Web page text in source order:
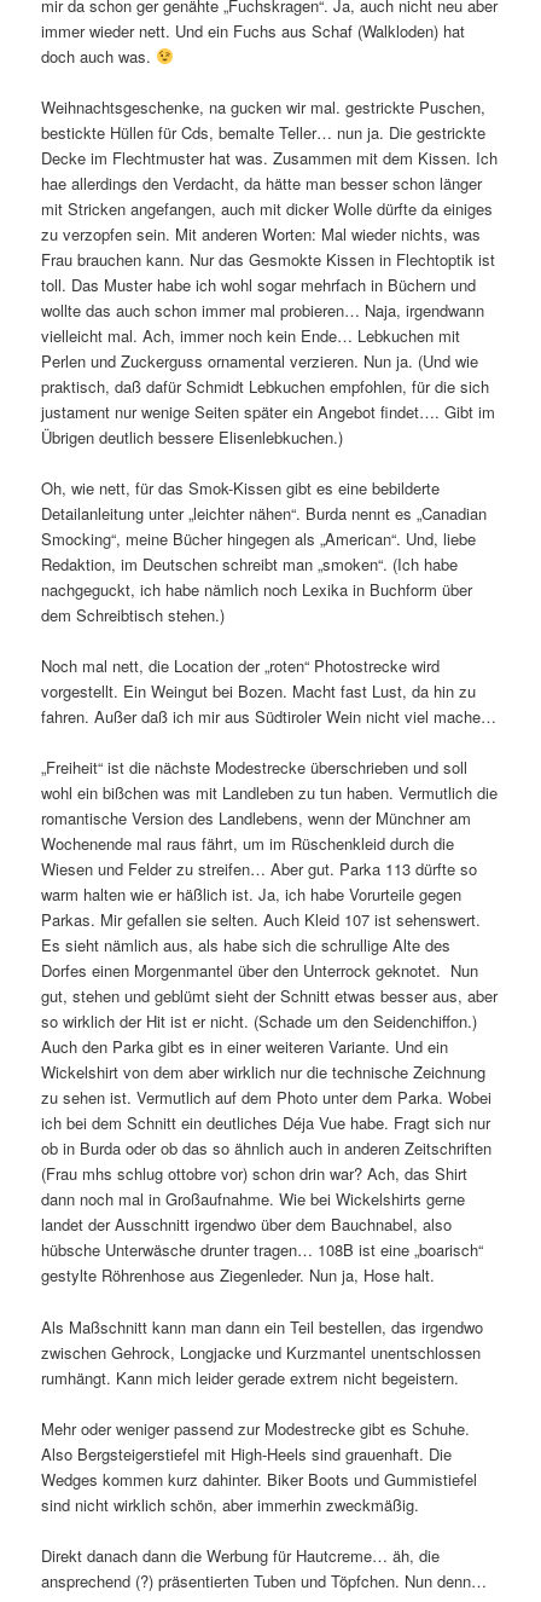
mir da schon ger genähte „Fuchskragen“. Ja, auch nicht neu aber
immer wieder nett. Und ein Fuchs aus Schaf (Walkloden) hat
doch auch was.
Weihnachtsgeschenke, na gucken wir mal. gestrickte Puschen,
bestickte Hüllen für Cds, bemalte Teller… nun ja. Die gestrickte
Decke im Flechtmuster hat was. Zusammen mit dem Kissen. Ich
hae allerdings den Verdacht, da hätte man besser schon länger
mit Stricken angefangen, auch mit dicker Wolle dürfte da einiges
zu verzopfen sein. Mit anderen Worten: Mal wieder nichts, was
Frau brauchen kann. Nur das Gesmokte Kissen in Flechtoptik ist
toll. Das Muster habe ich wohl sogar mehrfach in Büchern und
wollte das auch schon immer mal probieren… Naja, irgendwann
vielleicht mal. Ach, immer noch kein Ende… Lebkuchen mit
Perlen und Zuckerguss ornamental verzieren. Nun ja. (Und wie
praktisch, daß dafür Schmidt Lebkuchen empfohlen, für die sich
justament nur wenige Seiten später ein Angebot findet…. Gibt im
Übrigen deutlich bessere Elisenlebkuchen.)
Oh, wie nett, für das Smok-Kissen gibt es eine bebilderte
Detailanleitung unter „leichter nähen“. Burda nennt es „Canadian
Smocking“, meine Bücher hingegen als „American“. Und, liebe
Redaktion, im Deutschen schreibt man „smoken“. (Ich habe
nachgeguckt, ich habe nämlich noch Lexika in Buchform über
dem Schreibtisch stehen.)
Noch mal nett, die Location der „roten“ Photostrecke wird
vorgestellt. Ein Weingut bei Bozen. Macht fast Lust, da hin zu
fahren. Außer daß ich mir aus Südtiroler Wein nicht viel mache…
„Freiheit“ ist die nächste Modestrecke überschrieben und soll
wohl ein bißchen was mit Landleben zu tun haben. Vermutlich die
romantische Version des Landlebens, wenn der Münchner am
Wochenende mal raus fährt, um im Rüschenkleid durch die
Wiesen und Felder zu streifen… Aber gut. Parka 113 dürfte so
warm halten wie er häßlich ist. Ja, ich habe Vorurteile gegen
Parkas. Mir gefallen sie selten. Auch Kleid 107 ist sehenswert.
Es sieht nämlich aus, als habe sich die schrullige Alte des
Dorfes einen Morgenmantel über den Unterrock geknotet. Nun
gut, stehen und geblümt sieht der Schnitt etwas besser aus, aber
so wirklich der Hit ist er nicht. (Schade um den Seidenchiffon.)
Auch den Parka gibt es in einer weiteren Variante. Und ein
Wickelshirt von dem aber wirklich nur die technische Zeichnung
zu sehen ist. Vermutlich auf dem Photo unter dem Parka. Wobei
ich bei dem Schnitt ein deutliches Déja Vue habe. Fragt sich nur
ob in Burda oder ob das so ähnlich auch in anderen Zeitschriften
(Frau mhs schlug ottobre vor) schon drin war? Ach, das Shirt
dann noch mal in Großaufnahme. Wie bei Wickelshirts gerne
landet der Ausschnitt irgendwo über dem Bauchnabel, also
hübsche Unterwäsche drunter tragen… 108B ist eine „boarisch“
gestylte Röhrenhose aus Ziegenleder. Nun ja, Hose halt.
Als Maßschnitt kann man dann ein Teil bestellen, das irgendwo
zwischen Gehrock, Longjacke und Kurzmantel unentschlossen
rumhängt. Kann mich leider gerade extrem nicht begeistern.
Mehr oder weniger passend zur Modestrecke gibt es Schuhe.
Also Bergsteigerstiefel mit High-Heels sind grauenhaft. Die
Wedges kommen kurz dahinter. Biker Boots und Gummistiefel
sind nicht wirklich schön, aber immerhin zweckmäßig.
Direkt danach dann die Werbung für Hautcreme… äh, die
ansprechend (?) präsentierten Tuben und Töpfchen. Nun denn…